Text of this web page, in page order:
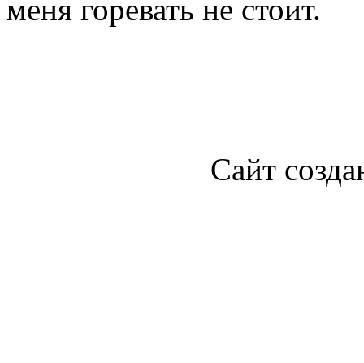
меня горевать не стоит.
Сайт